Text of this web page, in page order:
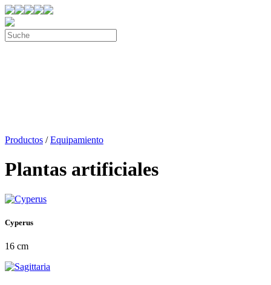
Productos /Equipamiento
Plantas artificiales
Cyperus
16 cm